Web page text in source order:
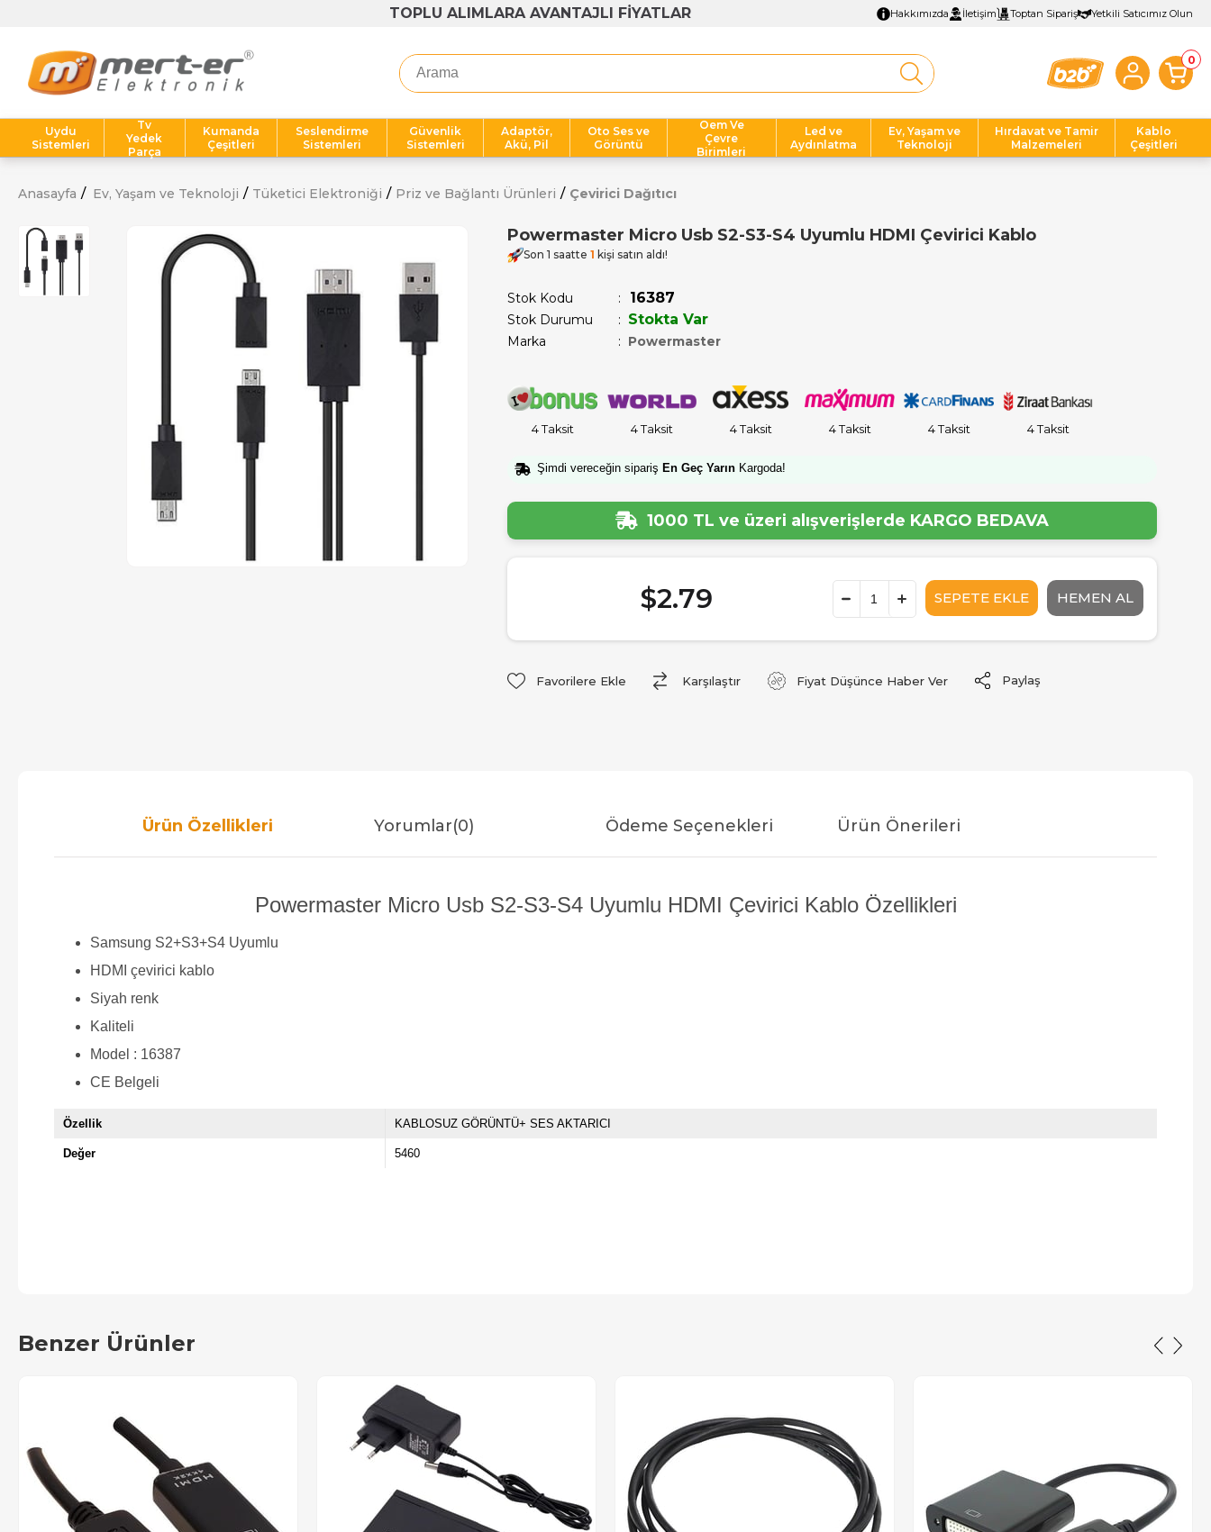
1000 TL ÜZERİ ÜCRETSİZ KARGO Hakkımızda İletişim Toptan Sipariş Yetkili Satıcımız Olun
0
Uydu
Sistemleri
Tv
Yedek
Parça
Kumanda
Çeşitleri
Seslendirme
Sistemleri
Güvenlik
Sistemleri
Adaptör,
Akü, Pil
Oto Ses ve
Görüntü
Oem Ve
Çevre
Birimleri
Led ve
Aydınlatma
Ev, Yaşam ve
Teknoloji
Hırdavat ve Tamir
Malzemeleri
Kablo
Çeşitleri
Anasayfa Ev, Yaşam ve Teknoloji Tüketici Elektroniği Priz ve Bağlantı Ürünleri Çevirici Dağıtıcı
Powermaster Micro Usb S2-S3-S4 Uyumlu HDMI Çevirici Kablo
Son 1 saatte 1 kişi satın aldı!
Stok Kodu 16387
Stok Durumu : Stokta Var
Marka : Powermaster
4 Taksit 4 Taksit 4 Taksit 4 Taksit 4 Taksit 4 Taksit
Şimdi vereceğin sipariş En Geç Yarın Kargoda!
1000 TL ve üzeri alışverişlerde KARGO BEDAVA
$2.79
Favorilere Ekle Karşılaştır Fiyat Düşünce Haber Ver Paylaş
Ürün Özellikleri Yorumlar(0) Ödeme Seçenekleri Ürün Önerileri
Powermaster Micro Usb S2-S3-S4 Uyumlu HDMI Çevirici Kablo Özellikleri
Samsung S2+S3+S4 Uyumlu
HDMI çevirici kablo
Siyah renk
Kaliteli
Model : 16387
CE Belgeli
Özellik KABLOSUZ GÖRÜNTÜ+ SES AKTARICI
Değer 5460
Benzer Ürünler